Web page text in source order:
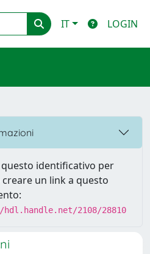
IT LOGIN
identificativo per
un link a questo
2108/28810